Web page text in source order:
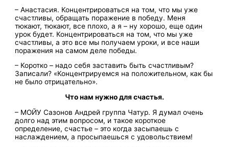
– Анастасия. Концентрироваться на том, что мы уже
счастливы, обращать поражение в победу. Меня
тюкают, тюкают, все плохо, а я – ну хорошо, еще один
урок будет. Концентрироваться на том, что мы уже
счастливы, а это все мы получаем уроки, и все наши
поражения на самом деле победы.
– Коротко – надо себя заставить быть счастливым?
Записали? «Концентрируемся на положительном, как бы
не было отрицательно».
Что нам нужно для счастья.
– МОЙУ Сазонов Андрей группа Чатур. Я думал очень
долго над этим вопросом, и такое короткое
определение, счастье – это когда засыпаешь с
наслаждением, а просыпаешься с удовольствием!